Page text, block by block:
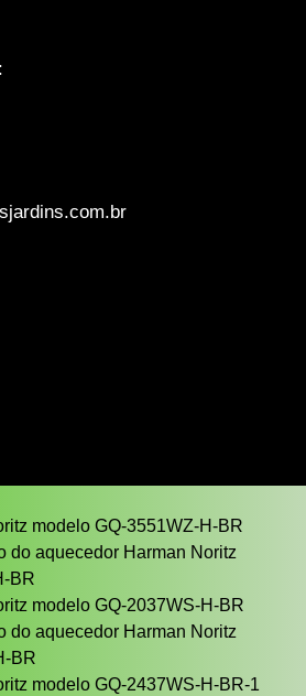
modelo GQ-3551WZ-H-BR
do aquecedor Harman Noritz
BR
modelo GQ-2037WS-H-BR
do aquecedor Harman Noritz
BR
modelo GQ-2437WS-H-BR-1